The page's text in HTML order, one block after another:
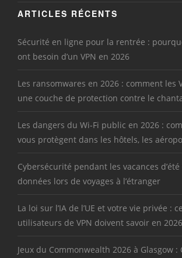
ARTICLES RÉCENTS
Sécurité en ligne pour la rentrée :
ont besoin d’un VPN en 2026
Les ransomwares en 2026 : comment les
une couche de protection contre le
Les dangers du Wi-Fi public en 2026 :
vous protègent dans les hôtels, les
Cybersécurité pendant les vacances
données lors de voyages à l’étranger
La loi sur l’IA de l’UE et votre vie privée :
utilisateurs de VPN doivent savoir en 2026
Jeux du Commonwealth 2026 à Glasgow :